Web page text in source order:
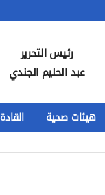
رئيس التحرير
عبد الحليم الجندي
هيئات صحية القادة